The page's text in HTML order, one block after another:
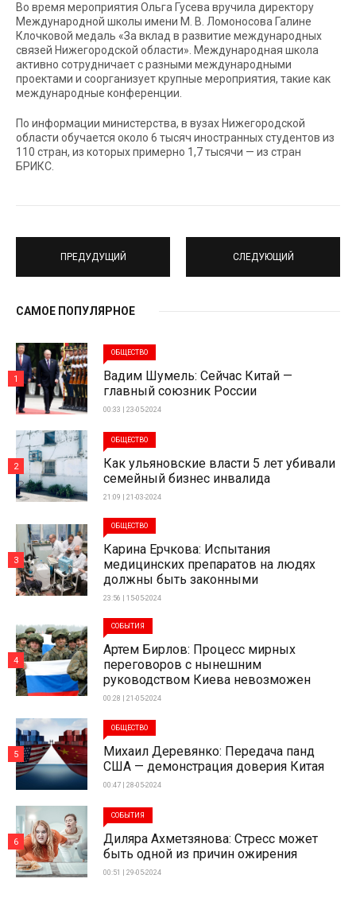
Во время мероприятия Ольга Гусева вручила директору
Международной школы имени М. В. Ломоносова Галине
Клочковой медаль «За вклад в развитие международных
связей Нижегородской области». Международная школа
активно сотрудничает с разными международными
проектами и соорганизует крупные мероприятия, такие как
международные конференции.
По информации министерства, в вузах Нижегородской
области обучается около 6 тысяч иностранных студентов из
110 стран, из которых примерно 1,7 тысячи — из стран
БРИКС.
ПРЕДУДУЩИЙ СЛЕДУЮЩИЙ
САМОЕ ПОПУЛЯРНОЕ
ОБЩЕСТВО
Вадим Шумель: Сейчас Китай —
главный союзник России
00:33 | 23-05-2024
1
ОБЩЕСТВО
Как ульяновские власти 5 лет убивали
семейный бизнес инвалида
21:09 | 21-03-2024
2
ОБЩЕСТВО
Карина Ерчкова: Испытания
медицинских препаратов на людях
должны быть законными
23:56 | 15-05-2024
3
СОБЫТИЯ
Артем Бирлов: Процесс мирных
переговоров с нынешним
руководством Киева невозможен
00:28 | 21-05-2024
4
ОБЩЕСТВО
Михаил Деревянко: Передача панд
США — демонстрация доверия Китая
00:47 | 28-05-2024
5
СОБЫТИЯ
Диляра Ахметзянова: Стресс может
быть одной из причин ожирения
00:51 | 29-05-2024
6